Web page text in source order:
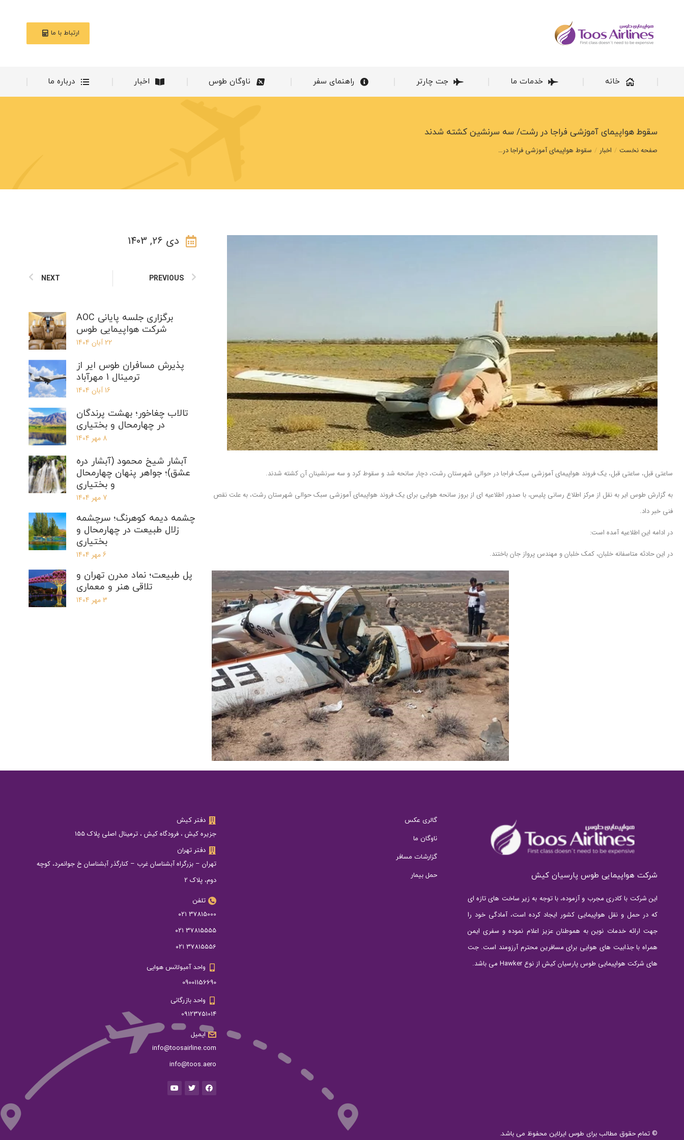
ارتباط با ما
خانه خدمات ما جت چارتر راهنمای سفر ناوگان طوس اخبار درباره ما
سقوط هواپیمای آموزشی فراجا در رشت/ سه سرنشین کشته شدند
مکان شما:
صفحه نخست اخبار سقوط هواپیمای آموزشی فراجا در…
ساعتی قبل، ساعتی قبل، یک فروند هواپیمای آموزشی سبک فراجا در حوالی شهرستان رشت، دچار سانحه شد و سقوط کرد و سه سرنشینان آن کشته شدند.
به گزارش طوس ایر به نقل از مرکز اطلاع رسانی پلیس، با صدور اطلاعیه ای از بروز سانحه هوایی برای یک فروند هواپیمای آموزشی سبک حوالی شهرستان رشت، به علت نقص
فنی خبر داد.
در ادامه این اطلاعیه آمده است:
در این حادثه متاسفانه خلبان، کمک خلبان و مهندس پرواز جان باختند.
دی 26, 1403
PREVIOUS
NEXT
برگزاری جلسه پایانی AOC
شرکت هواپیمایی طوس
22 آبان 1404
پذیرش مسافران طوس ایر از
ترمینال 1 مهرآباد
16 آبان 1404
تالاب چغاخور؛ بهشت پرندگان
در چهارمحال و بختیاری
8 مهر 1404
آبشار شیخ محمود (آبشار دره
عشق)؛ جواهر پنهان چهارمحال
و بختیاری
7 مهر 1404
چشمه دیمه کوهرنگ؛ سرچشمه
زلال طبیعت در چهارمحال و
بختیاری
6 مهر 1404
پل طبیعت؛ نماد مدرن تهران و
تلاقی هنر و معماری
3 مهر 1404
شرکت هواپیمایی طوس پارسیان کیش
این شرکت با کادری مجرب و آزموده، با توجه به زیر ساخت های تازه ای
که در حمل و نقل هواپیمایی کشور ایجاد کرده است، آمادگی خود را
جهت ارائه خدمات نوین به هموطنان عزیز اعلام نموده و سفری ایمن
همراه با جذابیت های هوایی برای مسافرین محترم آرزومند است. جت
های شرکت هواپیمایی طوس پارسیان کیش از نوع Hawker می باشد.
گالری عکس
ناوگان ما
گزارشات مسافر
حمل بیمار
دفتر کیش
جزیره کیش ، فرودگاه کیش ، ترمینال اصلی پلاک 155
دفتر تهران
تهران – بزرگراه آبشناسان غرب – کنارگذر آبشناسان خ جوانمرد، کوچه
دوم، پلاک 2
تلفن
37815000 ۰۲۱
37815555 ۰۲۱
37815556 ۰۲۱
واحد آمبولانس هوایی
09001156690
واحد بازرگانی
09123751014
ایمیل
info@toosairline.com
info@toos.aero
© تمام حقوق مطالب برای طوس ایرلاین محفوظ می باشد.